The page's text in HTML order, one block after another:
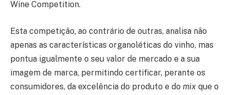
Wine Competition.
Esta competição, ao contrário de outras, analisa não
apenas as características organoléticas do vinho, mas
pontua igualmente o seu valor de mercado e a sua
imagem de marca, permitindo certificar, perante os
consumidores, da excelência do produto e do mix que o